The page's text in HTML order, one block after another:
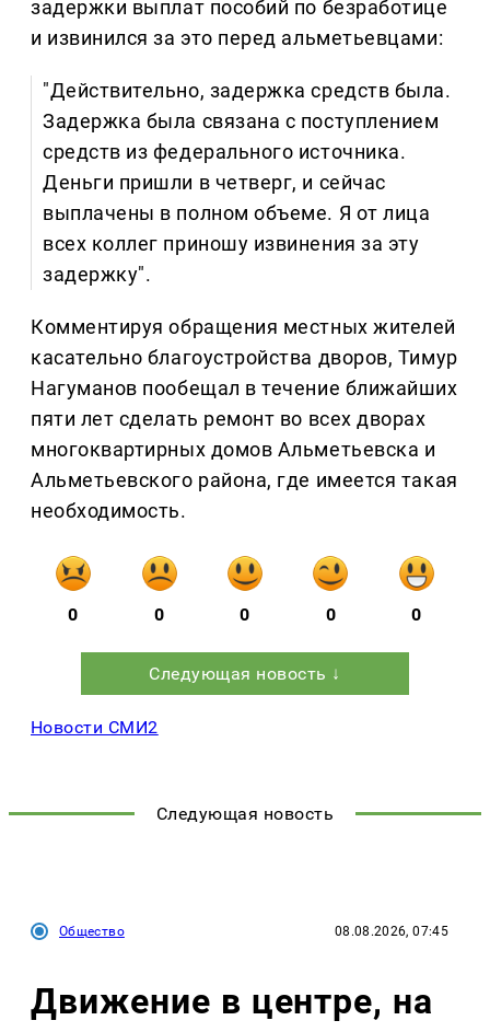
задержки выплат пособий по безработице
и извинился за это перед альметьевцами:
"Действительно, задержка средств была.
Задержка была связана с поступлением
средств из федерального источника.
Деньги пришли в четверг, и сейчас
выплачены в полном объеме. Я от лица
всех коллег приношу извинения за эту
задержку".
Комментируя обращения местных жителей
касательно благоустройства дворов, Тимур
Нагуманов пообещал в течение ближайших
пяти лет сделать ремонт во всех дворах
многоквартирных домов Альметьевска и
Альметьевского района, где имеется такая
необходимость.
0 0 0 0 0
Следующая новость ↓
Новости СМИ2
Следующая новость
Общество 08.08.2026, 07:45
Движение в центре, на